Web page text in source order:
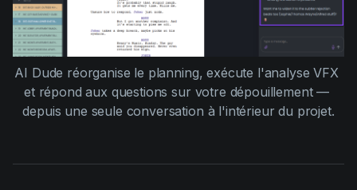
AI Dude réorganise le planning, exécute l'analyse VFX
et répond aux questions sur votre dépouillement —
depuis une seule conversation à l'intérieur du projet.